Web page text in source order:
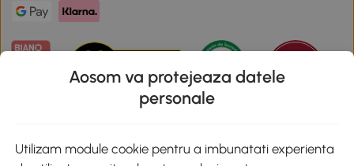
Descarca aplicatia Aosom
Aosom va protejeaza datele
personale
Utilizam module cookie pentru a imbunatati experienta